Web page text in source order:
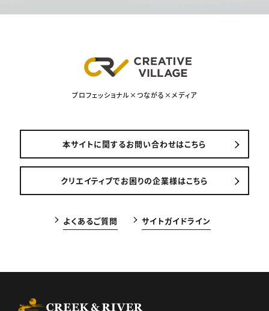
プロフェッショナル×つながる×メディア
本サイトに関するお問い合わせはこちら
クリエイティブでお困りの企業様はこちら
よくあるご質問 サイトガイドライン